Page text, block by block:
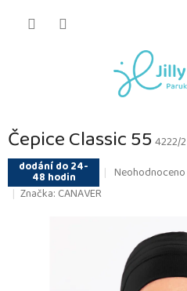
Čepice Classic 55 4222/2
dodání do 24-
48 hodin
Průměrné
hvězdiček.
Neohodnoceno
Značka: CANAVER